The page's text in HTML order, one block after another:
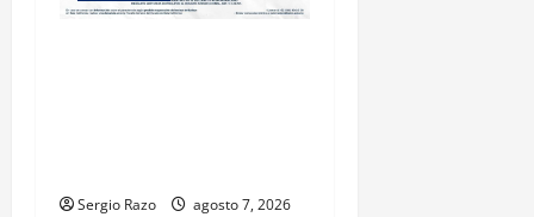
Sergio Razo
agosto 7, 2026